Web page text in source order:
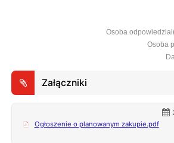
Osoba
Osoba
Załączniki
Ogłoszenie o planowanym zakupie.pdf